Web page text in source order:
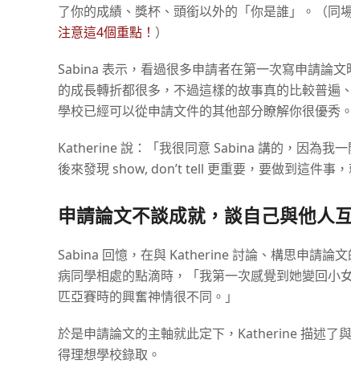
了你的成績、獎杯、頭銜以外的「你是誰」。（同
注意這4個重點！ ）
Sabina 表示，看過很多申請者在第一次寫申請論
的成長轉折都很多，不過這樣的故事真的比較普遍
學校已經可以從申請文件的其他部分瞭解你很優秀。
Katherine 說：「我很同意 Sabina 講的，因為我
後來發現 show, don’t tell 更重要，要做到這件事
申請論文不談成就，談自己與他人
Sabina 回憶，在與 Katherine 討論、構思申請論
病同學相處的點滴時，「我第一次感覺到她變回
匹亞賽時的興奮神情很不同。」
於是申請論文的主軸就此定下，Katherine 描述了
得理想學校錄取。